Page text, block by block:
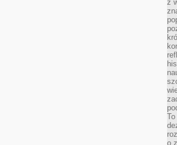
z
o